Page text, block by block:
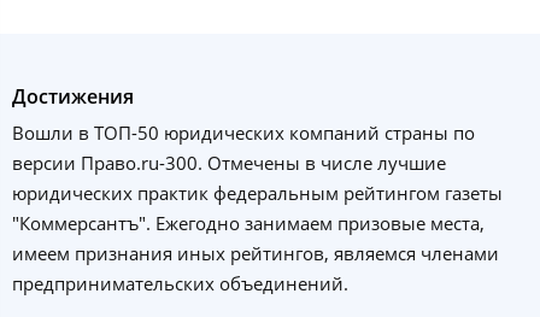
Достижения
Вошли в ТОП-50 юридических компаний страны по
версии Право.ru-300. Отмечены в числе лучшие
юридических практик федеральным рейтингом газеты
"Коммерсантъ". Ежегодно занимаем призовые места,
имеем признания иных рейтингов, являемся членами
предпринимательских объединений.